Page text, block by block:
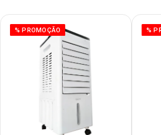
% PROMOÇÃO %